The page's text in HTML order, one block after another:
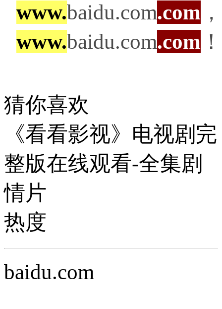
www.baidu.com.com ，
www.baidu.com.com ！
猜你喜欢
《看看影视》电视剧完
整版在线观看-全集剧
情片
热度
baidu.com